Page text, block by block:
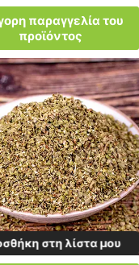
παραγγελία του
προϊόντος
στη λίστα μου